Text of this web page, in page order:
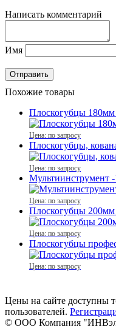
Написать комментарий
Имя
Похожие товары
Плоскогубцы
Цена: по запросу
Плоскогубцы,
Цена: по запросу
Мультиинструмент
Цена: по запросу
Плоскогубцы
Цена: по запросу
Плоскогубцы
Цена: по запросу
Цены на сайте доступны
пользователей.
© ООО Компания